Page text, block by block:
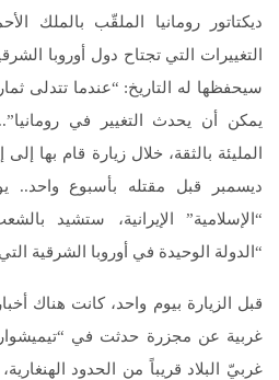
ديكتاتور رومانيا الملقّب
التغييرات التي تجتاح دول أوروبا
سيحفظها له التاريخ: “عندما تتدلى
يمكن أن يحدث التغيير في
ديسمبر قبل مقتله بأسبوع واحد..
“الإسلامية” الإيرانية، ستشيد
“الدولة الوحيدة في أوروبا الشرقية
قبل الزيارة بيوم واحد، كانت هناك
غربية عن مجزرة حدثت في
غربيّ البلاد قريباً من الحدود